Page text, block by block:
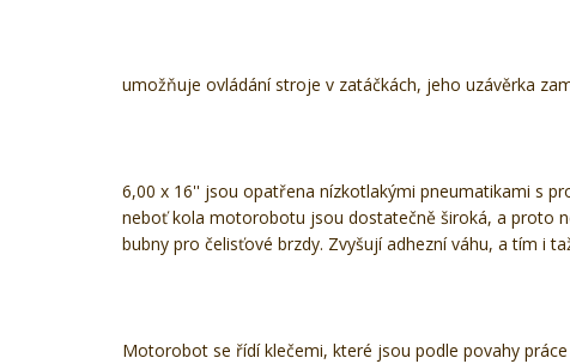
umožňuje ovládání stroje v zatáčkách, jeho uzávěrka
6,00 x 16'' jsou opatřena nízkotlakými pneumatikami s
neboť kola motorobotu jsou dostatečně široká, a proto
bubny pro čelisťové brzdy. Zvyšují adhezní váhu, a tím i
Motorobot se řídí klečemi, které jsou podle povahy